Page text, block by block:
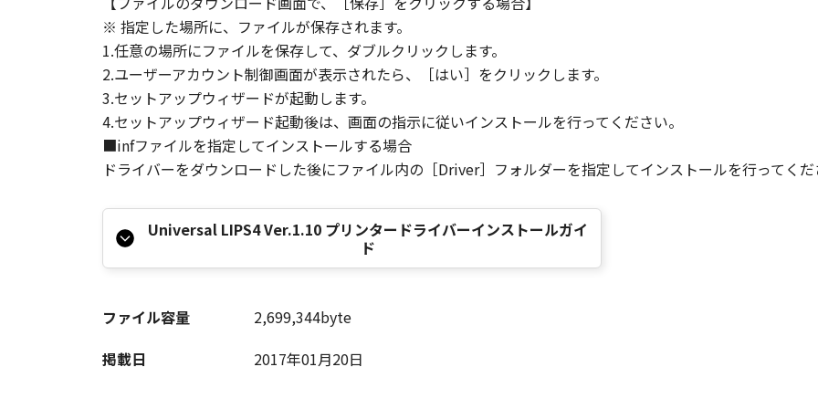
※ 指定した場所に、ファイルが保存されます。
1.任意の場所にファイルを保存して、ダブルクリックします。
2.ユーザーアカウント制御画面が表示されたら、［はい］をクリックします。
3.セットアップウィザードが起動します。
4.セットアップウィザード起動後は、画面の指示に従いインストールを行ってください。
■infファイルを指定してインストールする場合
ドライバーをダウンロードした後にファイル内の［Driver］フォルダーを指定してインストールを行ってく
Universal LIPS4 Ver.1.10 プリンタードライバーインストールガイ
ド
ファイル容量
2,699,344byte
掲載日
2017年01月20日